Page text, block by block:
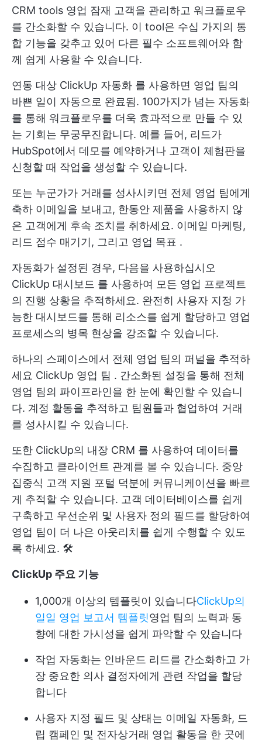
CRM tools 영업 잠재 고객을 관리하고 워크플로우
를 간소화할 수 있습니다. 이 tool은 수십 가지의 통
합 기능을 갖추고 있어 다른 필수 소프트웨어와 함
께 쉽게 사용할 수 있습니다.
연동 대상 ClickUp 자동화 를 사용하면 영업 팀의
바쁜 일이 자동으로 완료됨. 100가지가 넘는 자동화
를 통해 워크플로우를 더욱 효과적으로 만들 수 있
는 기회는 무궁무진합니다. 예를 들어, 리드가
HubSpot에서 데모를 예약하거나 고객이 체험판을
신청할 때 작업을 생성할 수 있습니다.
또는 누군가가 거래를 성사시키면 전체 영업 팀에게
축하 이메일을 보내고, 한동안 제품을 사용하지 않
은 고객에게 후속 조치를 취하세요. 이메일 마케팅,
리드 점수 매기기, 그리고 영업 목표 .
자동화가 설정된 경우, 다음을 사용하십시오
ClickUp 대시보드 를 사용하여 모든 영업 프로젝트
의 진행 상황을 추적하세요. 완전히 사용자 지정 가
능한 대시보드를 통해 리소스를 쉽게 할당하고 영업
프로세스의 병목 현상을 강조할 수 있습니다.
하나의 스페이스에서 전체 영업 팀의 퍼널을 추적하
세요 ClickUp 영업 팀 . 간소화된 설정을 통해 전체
영업 팀의 파이프라인을 한 눈에 확인할 수 있습니
다. 계정 활동을 추적하고 팀원들과 협업하여 거래
를 성사시킬 수 있습니다.
또한 ClickUp의 내장 CRM 를 사용하여 데이터를
수집하고 클라이언트 관계를 볼 수 있습니다. 중앙
집중식 고객 지원 포털 덕분에 커뮤니케이션을 빠르
게 추적할 수 있습니다. 고객 데이터베이스를 쉽게
구축하고 우선순위 및 사용자 정의 필드를 할당하여
영업 팀이 더 나은 아웃리치를 쉽게 수행할 수 있도
록 하세요. 🛠️
ClickUp 주요 기능
1,000개 이상의 템플릿이 있습니다ClickUp의
일일 영업 보고서 템플릿영업 팀의 노력과 동
향에 대한 가시성을 쉽게 파악할 수 있습니다
작업 자동화는 인바운드 리드를 간소화하고 가
장 중요한 의사 결정자에게 관련 작업을 할당
합니다
사용자 지정 필드 및 상태는 이메일 자동화, 드
립 캠페인 및 전자상거래 영업 활동을 한 곳에